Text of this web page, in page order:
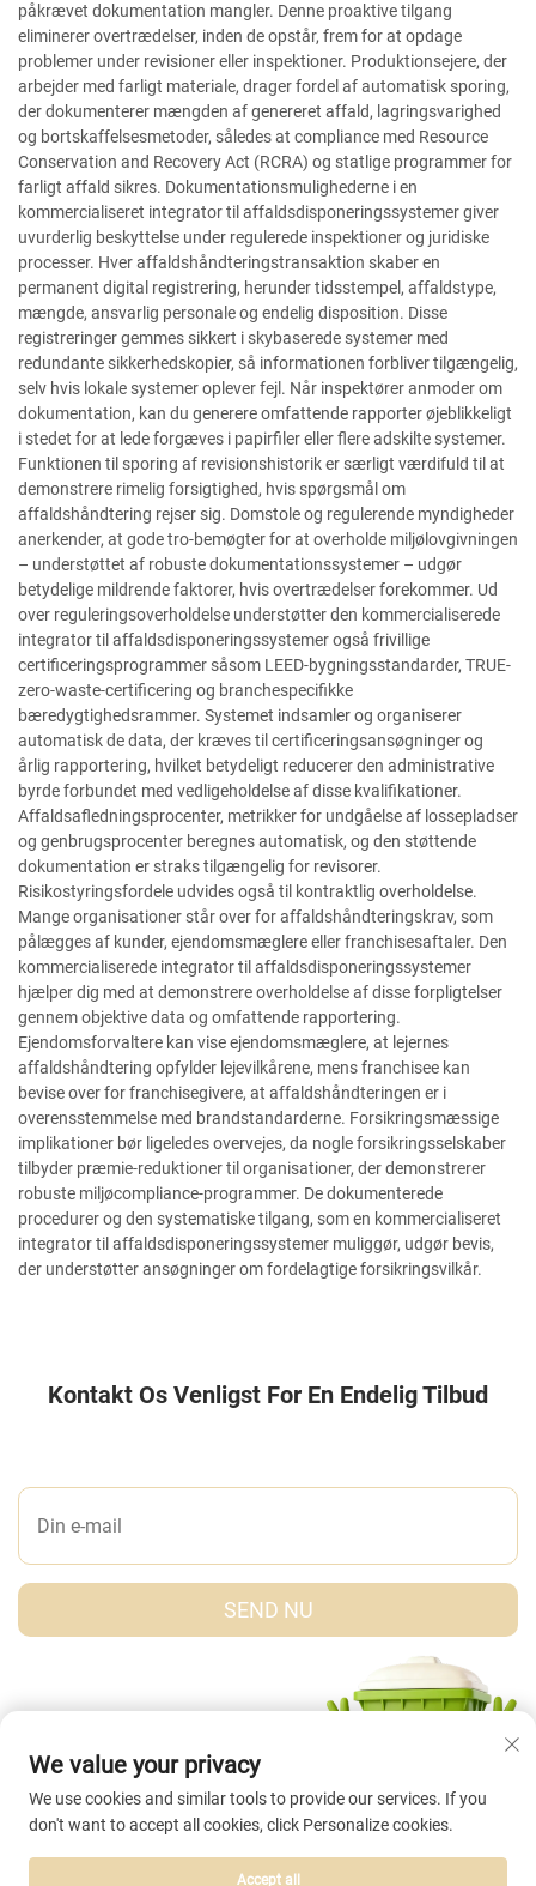
påkrævet dokumentation mangler. Denne proaktive tilgang
eliminerer overtrædelser, inden de opstår, frem for at opdage
problemer under revisioner eller inspektioner. Produktionsejere, der
arbejder med farligt materiale, drager fordel af automatisk sporing,
der dokumenterer mængden af genereret affald, lagringsvarighed
og bortskaffelsesmetoder, således at compliance med Resource
Conservation and Recovery Act (RCRA) og statlige programmer for
farligt affald sikres. Dokumentationsmulighederne i en
kommercialiseret integrator til affaldsdisponeringssystemer giver
uvurderlig beskyttelse under regulerede inspektioner og juridiske
processer. Hver affaldshåndteringstransaktion skaber en
permanent digital registrering, herunder tidsstempel, affaldstype,
mængde, ansvarlig personale og endelig disposition. Disse
registreringer gemmes sikkert i skybaserede systemer med
redundante sikkerhedskopier, så informationen forbliver tilgængelig,
selv hvis lokale systemer oplever fejl. Når inspektører anmoder om
dokumentation, kan du generere omfattende rapporter øjeblikkeligt
i stedet for at lede forgæves i papirfiler eller flere adskilte systemer.
Funktionen til sporing af revisionshistorik er særligt værdifuld til at
demonstrere rimelig forsigtighed, hvis spørgsmål om
affaldshåndtering rejser sig. Domstole og regulerende myndigheder
anerkender, at gode tro-bemøgter for at overholde miljølovgivningen
– understøttet af robuste dokumentationssystemer – udgør
betydelige mildrende faktorer, hvis overtrædelser forekommer. Ud
over reguleringsoverholdelse understøtter den kommercialiserede
integrator til affaldsdisponeringssystemer også frivillige
certificeringsprogrammer såsom LEED-bygningsstandarder, TRUE-
zero-waste-certificering og branchespecifikke
bæredygtighedsrammer. Systemet indsamler og organiserer
automatisk de data, der kræves til certificeringsansøgninger og
årlig rapportering, hvilket betydeligt reducerer den administrative
byrde forbundet med vedligeholdelse af disse kvalifikationer.
Affaldsafledningsprocenter, metrikker for undgåelse af lossepladser
og genbrugsprocenter beregnes automatisk, og den støttende
dokumentation er straks tilgængelig for revisorer.
Risikostyringsfordele udvides også til kontraktlig overholdelse.
Mange organisationer står over for affaldshåndteringskrav, som
pålægges af kunder, ejendomsmæglere eller franchisesaftaler. Den
kommercialiserede integrator til affaldsdisponeringssystemer
hjælper dig med at demonstrere overholdelse af disse forpligtelser
gennem objektive data og omfattende rapportering.
Ejendomsforvaltere kan vise ejendomsmæglere, at lejernes
affaldshåndtering opfylder lejevilkårene, mens franchisee kan
bevise over for franchisegivere, at affaldshåndteringen er i
overensstemmelse med brandstandarderne. Forsikringsmæssige
implikationer bør ligeledes overvejes, da nogle forsikringsselskaber
tilbyder præmie-reduktioner til organisationer, der demonstrerer
robuste miljøcompliance-programmer. De dokumenterede
procedurer og den systematiske tilgang, som en kommercialiseret
integrator til affaldsdisponeringssystemer muliggør, udgør bevis,
der understøtter ansøgninger om fordelagtige forsikringsvilkår.
Kontakt Os Venligst For En Endelig Tilbud
SEND NU
We value your privacy
We use cookies and similar tools to provide our services. If you
don't want to accept all cookies, click Personalize cookies.
Accept all